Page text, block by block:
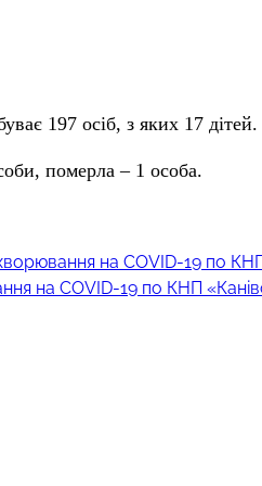
197 осіб, з яких 17 дітей.
померла – 1 особа.
на COVID-19 по
на COVID-19 по КНП